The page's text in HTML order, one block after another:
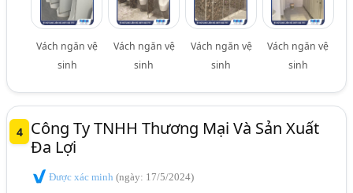
Vách ngăn vệ
sinh
Vách ngăn vệ
sinh
Vách ngăn vệ
sinh
Vách ngăn vệ
sinh
4
Công Ty TNHH Thương Mại Và Sản Xuất
Đa Lợi
Được xác minh(ngày: 17/5/2024)